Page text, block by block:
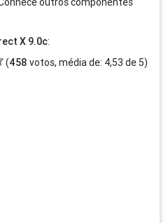
X 9.0c:
(458 votos, média de: 4,53 de 5)